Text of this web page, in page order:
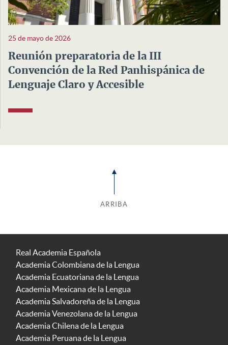
25 de mayo de 2026
Reunión preparatoria de la III
Convención de la Red Panhispánica de
Lenguaje Claro y Accesible
ARRIBA
Real Academia Española
Academia Colombiana de la Lengua
Academia Ecuatoriana de la Lengua
Academia Mexicana de la Lengua
Academia Salvadoreña de la Lengua
Academia Venezolana de la Lengua
Academia Chilena de la Lengua
Academia Peruana de la Lengua